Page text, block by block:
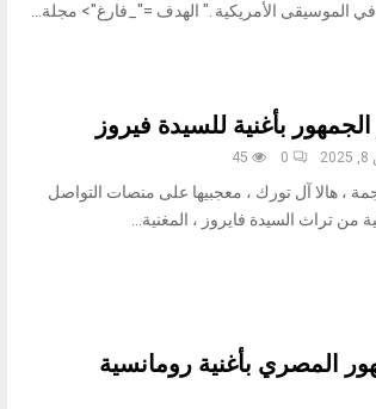
الموسيقى الأمريكية ." الهدف ="_فارغ"> مجلة...
الجمهور بأغنية للسيدة فيروز
0
45
، هالا آل تورك ، معجبيها على منصات التواصل
من تراث السيدة فايروز ، المغنية...
المصري بأغنية رومانسية